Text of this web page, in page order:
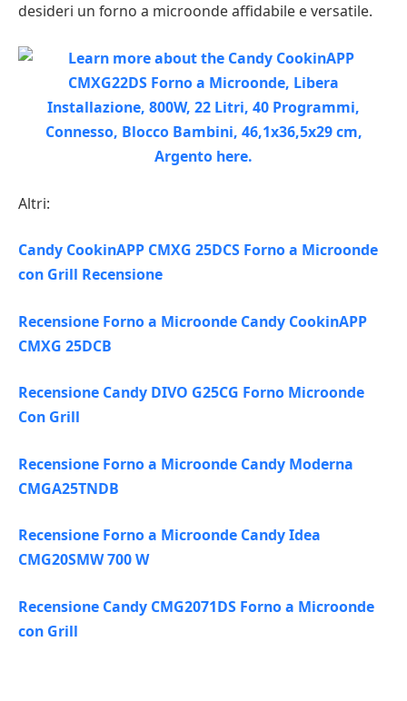
desideri un forno a microonde affidabile e versatile.
Altri:
Candy CookinAPP CMXG 25DCS Forno a Microonde
con Grill Recensione
Recensione Forno a Microonde Candy CookinAPP
CMXG 25DCB
Recensione Candy DIVO G25CG Forno Microonde
Con Grill
Recensione Forno a Microonde Candy Moderna
CMGA25TNDB
Recensione Forno a Microonde Candy Idea
CMG20SMW 700 W
Recensione Candy CMG2071DS Forno a Microonde
con Grill